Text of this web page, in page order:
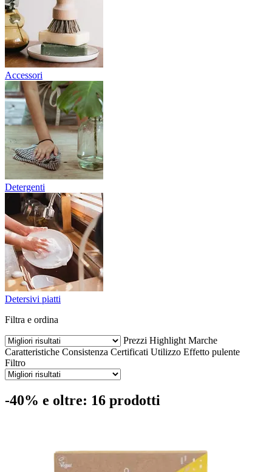
Accessori
Detergenti
Detersivi piatti
Filtra e ordina
Prezzi Highlight Marche
Caratteristiche Consistenza Certificati Utilizzo Effetto pulente
Filtro
-40% e oltre: 16 prodotti